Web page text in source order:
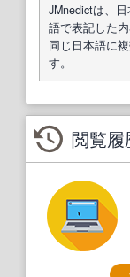
JMnedictは、
語で表記した
同じ日本語に
す。
閲覧履